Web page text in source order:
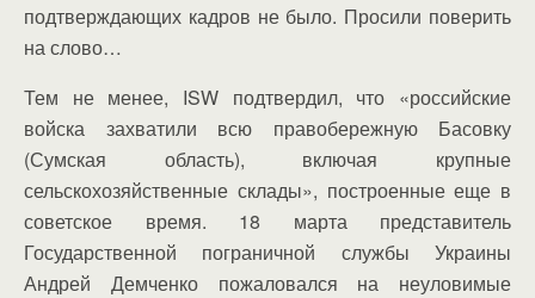
подтверждающих кадров не было. Просили поверить
на слово…
Тем не менее, ISW подтвердил, что «российские
войска захватили всю правобережную Басовку
(Сумская область), включая крупные
сельскохозяйственные склады», построенные еще в
советское время. 18 марта представитель
Государственной пограничной службы Украины
Андрей Демченко пожаловался на неуловимые